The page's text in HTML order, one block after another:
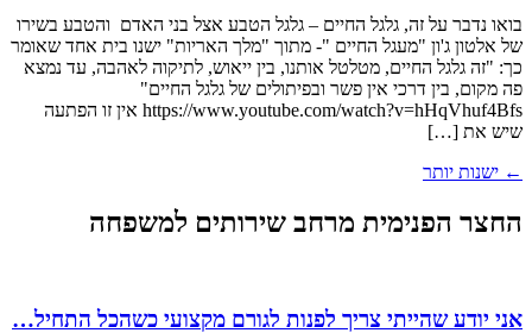
בואו נדבר על זה, גלגל החיים – גלגל הטבע אצל בני האדם והטבע בשירו
של אלטון ג'ון "מעגל החיים "- מתוך "מלך האריות" ישנו בית אחד שאומר
כך: "זה גלגל החיים, מטלטל אותנו, בין ייאוש, לתיקוה לאהבה, עד נמצא
פה מקום, בין דרכי אין פשר ובפיתולים של גלגל החיים"
https://www.youtube.com/watch?v=hHqVhuf4Bfs אין זו הפתעה
שיש את […]
← ישנות יותר
החצר הפנימית מרחב שירותים למשפחה
אני יודע שהייתי צריך לפנות לגורם מקצועי כשהכל התחיל…